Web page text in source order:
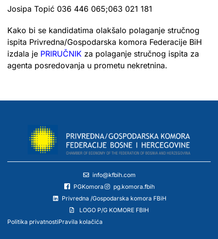
Josipa Topić 036 446 065;063 021 181
Kako bi se kandidatima olakšalo polaganje stručnog
ispita Privredna/Gospodarska komora Federacije BiH
izdala je PRIRUČNIK za polaganje stručnog ispita za
agenta posredovanja u prometu nekretnina.
info@kfbih.com
PGKomora
pg.komora.fbih
Privredna /Gospodarska komora FBiH
LOGO P/G KOMORE FBIH
Politika privatnostiPravila kolačića